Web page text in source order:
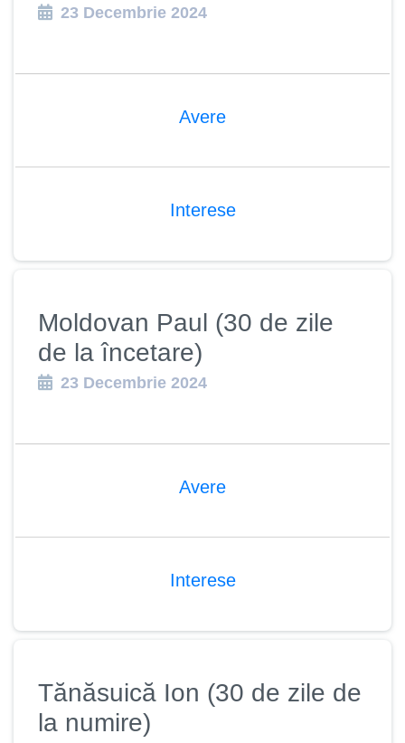
23 Decembrie 2024
Avere
Interese
Moldovan Paul (30 de zile
de la încetare)
23 Decembrie 2024
Avere
Interese
Tănăsuică Ion (30 de zile de
la numire)